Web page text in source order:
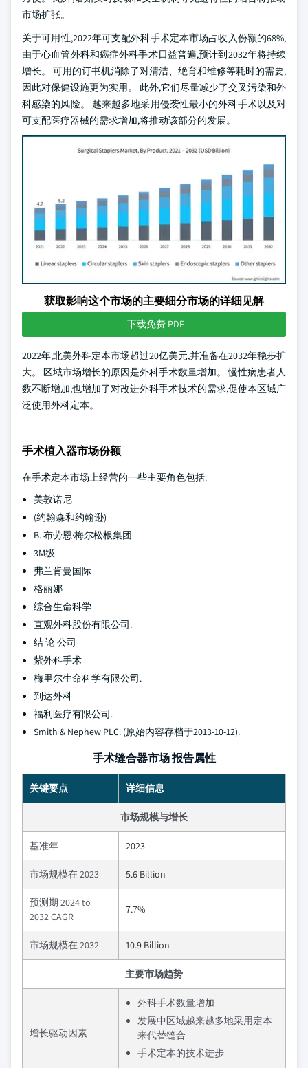
市场扩张。
关于可用性,2022年可支配外科手术定本市场占收入份额的68%,
由于心血管外科和癌症外科手术日益普遍,预计到2032年将持续
增长。 可用的订书机消除了对清洁、绝育和维修等耗时的需要,
因此对保健设施更为实用。 此外,它们尽量减少了交叉污染和外
科感染的风险。 越来越多地采用侵袭性最小的外科手术以及对
可支配医疗器械的需求增加,将推动该部分的发展。
获取影响这个市场的主要细分市场的详细见解
下载免费 PDF
2022年,北美外科定本市场超过20亿美元,并准备在2032年稳步扩
大。 区域市场增长的原因是外科手术数量增加。 慢性病患者人
数不断增加,也增加了对改进外科手术技术的需求,促使本区域广
泛使用外科定本。
手术植入器市场份额
在手术定本市场上经营的一些主要角色包括:
美敦诺尼
(约翰森和约翰逊)
B. 布劳恩·梅尔松根集团
3M级
弗兰肯曼国际
格丽娜
综合生命科学
直观外科股份有限公司.
结 论 公司
紫外科手术
梅里尔生命科学有限公司.
到达外科
福利医疗有限公司.
Smith & Nephew PLC. (原始内容存档于2013-10-12).
手术缝合器市场 报告属性
关键要点 详细信息
市场规模与增长
基准年 2023
市场规模在 2023 5.6 Billion
预测期 2024 to
2032 CAGR
7.7%
市场规模在 2032 10.9 Billion
主要市场趋势
增长驱动因素
外科手术数量增加
发展中区域越来越多地采用定本
来代替缝合
手术定本的技术进步